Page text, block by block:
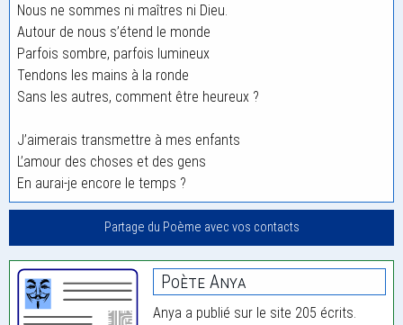
Nous ne sommes ni maîtres ni Dieu.
Autour de nous s’étend le monde
Parfois sombre, parfois lumineux
Tendons les mains à la ronde
Sans les autres, comment être heureux ?
J’aimerais transmettre à mes enfants
L’amour des choses et des gens
En aurai-je encore le temps ?
Partage du Poème avec vos contacts
Poète Anya
Anya a publié sur le site 205 écrits.